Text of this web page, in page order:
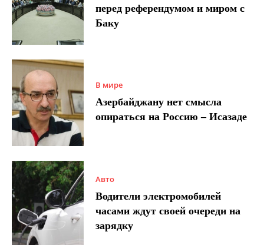
перед референдумом и миром с
Баку
В мире
Азербайджану нет смысла
опираться на Россию – Исазаде
Авто
Водители электромобилей
часами ждут своей очереди на
зарядку